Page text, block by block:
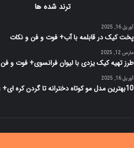
ترند شده ها
آوریل 16, 2025
پخت کیک در قابلمه با آب+ فوت و فن و نکات
مارس 12, 2025
طرز تهیه کیک یزدی با لیوان فرانسوی+ فوت و فن
آوریل 16, 2025
10بهترین مدل مو کوتاه دخترانه تا گردن کره ای+ عکس